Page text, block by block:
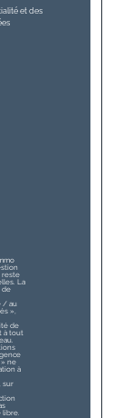
et des
reste
La
de
/ au
»,
de
à tout
ne
à
sur
libre.